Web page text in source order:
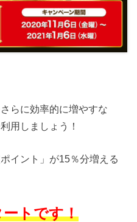
らに効率的に増やすな
用しましょう！
イント」が15％分増える
ートです！